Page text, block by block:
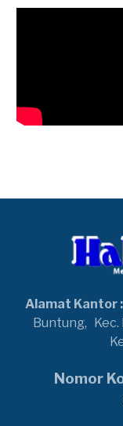
Alamat Kantor :
Buntung,
Nomor